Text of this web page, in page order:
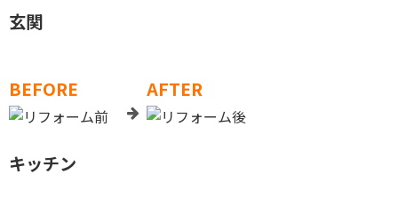
玄関
BEFORE AFTER
キッチン